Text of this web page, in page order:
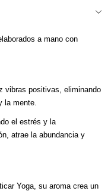
a mano con
vibras positivas, eliminando
la mente.
el estrés y la
atrae la abundancia y
Yoga, su aroma crea un